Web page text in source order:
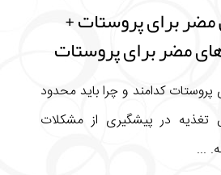
مضر برای پروستات +
مضر برای پروستات
پروستات کدامند و چرا باید محدود
در پیشگیری از مشکلات
...